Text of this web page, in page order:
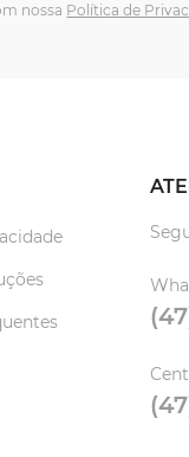
nossa Política de